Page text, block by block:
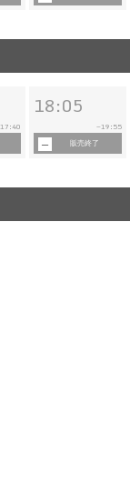
17:40
18:05
~ 19:55
販売終了